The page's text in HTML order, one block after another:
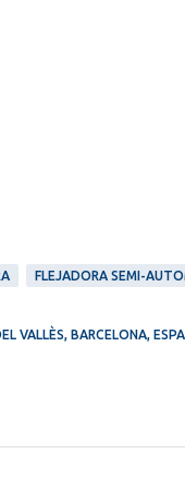
FLEJADORA SEMI-
VALLÈS, BARCELONA,